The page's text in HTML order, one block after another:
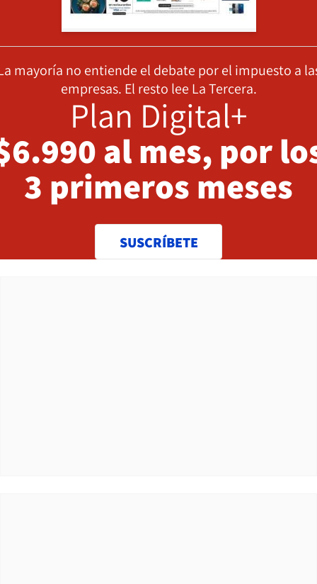
mayoría no entiende el debate por el impuesto a
empresas. El resto lee La Tercera.
Plan Digital+
al mes, por
3 primeros meses
SUSCRÍBETE